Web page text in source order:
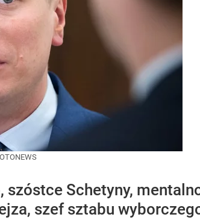
szóstce Schetyny,
szef sztabu